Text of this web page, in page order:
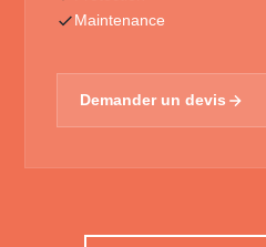
Maintenance
Demander un devis